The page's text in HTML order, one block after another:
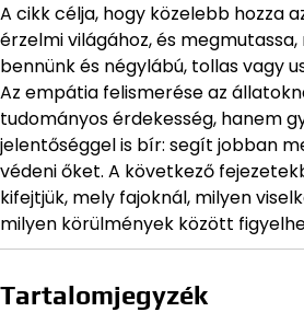
A cikk célja, hogy közelebb hozza
érzelmi világához, és
bennünk és négylábú, tollas vagy
Az empátia felismerése az
tudományos érdekesség, hanem
jelentőséggel is bír: segít jobban
védeni őket. A következő
kifejtjük, mely fajoknál, milyen
milyen körülmények között
Tartalomjegyzék